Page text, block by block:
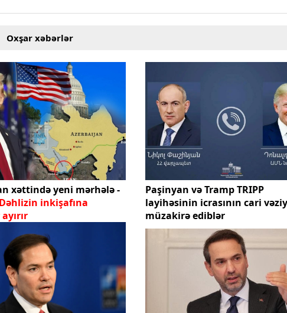
Oxşar xəbərlər
xəttində yeni mərhələ -
inkişafına
Paşinyan və Tramp TRIPP
layihəsinin icrasının cari
müzakirə ediblər